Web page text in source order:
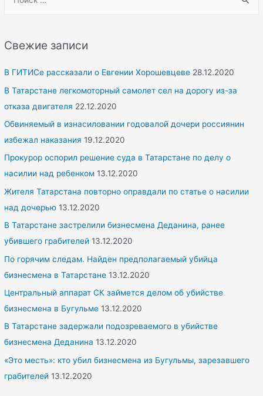
r
h
f
o
r
Свежие записи
В ГИТИСе рассказали о Евгении Хорошевцеве 28.12.2020
В Татарстане легкомоторный самолет сел на дорогу из-за
отказа двигателя 22.12.2020
Обвиняемый в изнасиловании годовалой дочери россиянин
избежал наказания 19.12.2020
Прокурор оспорил решение суда в Татарстане по делу о
насилии над ребенком 13.12.2020
Жителя Татарстана повторно оправдали по статье о насилии
над дочерью 13.12.2020
В Татарстане застрелили бизнесмена Деданина, ранее
убившего грабителей 13.12.2020
По горячим следам. Найден предполагаемый убийца
бизнесмена в Татарстане 13.12.2020
Центральный аппарат СК займется делом об убийстве
бизнесмена в Бугульме 13.12.2020
В Татарстане задержали подозреваемого в убийстве
бизнесмена Деданина 13.12.2020
«Это месть»: кто убил бизнесмена из Бугульмы, зарезавшего
грабителей 13.12.2020